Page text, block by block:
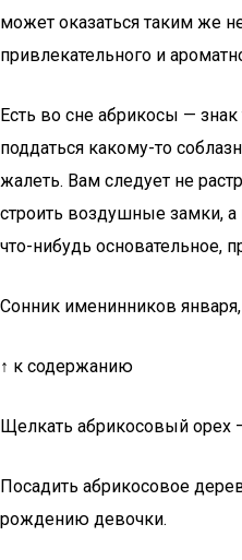
может оказаться таким же
привлекательного и
Есть во сне абрикосы — знак
поддаться какому-то
жалеть. Вам следует не
строить воздушные замки,
что-нибудь основательное,
Сонник именинников
↑ к содержанию
Щелкать абрикосовый орех
Посадить абрикосовое
рождению девочки.